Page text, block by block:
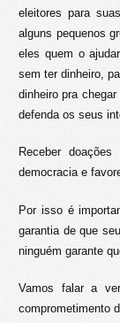
eleitores para
alguns pequenos
eles quem o
sem ter dinheiro,
dinheiro pra
defenda os seus
Receber
democracia e
Por isso é
garantia de que
ninguém garante
Vamos falar a
comprometimento